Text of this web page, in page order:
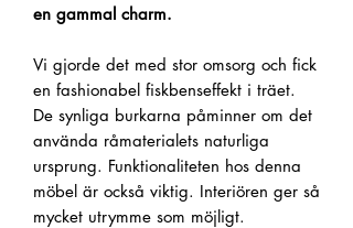
en gammal charm.
Vi gjorde det med stor omsorg och fick
en fashionabel fiskbenseffekt i träet.
De synliga burkarna påminner om det
använda råmaterialets naturliga
ursprung. Funktionaliteten hos denna
möbel är också viktig. Interiören ger så
mycket utrymme som möjligt.